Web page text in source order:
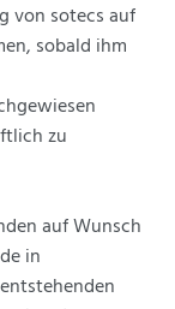
von sotecs auf
sobald ihm
zu
auf Wunsch
in